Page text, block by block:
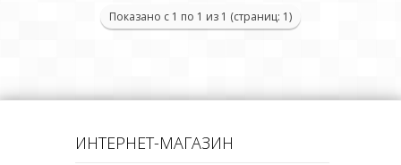
Показано с 1 по 1 из 1 (страниц: 1)
ИНТЕРНЕТ-МАГАЗИН